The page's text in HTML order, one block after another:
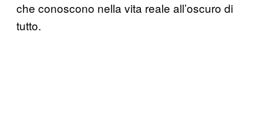
che conoscono nella vita reale all’oscuro di
tutto.